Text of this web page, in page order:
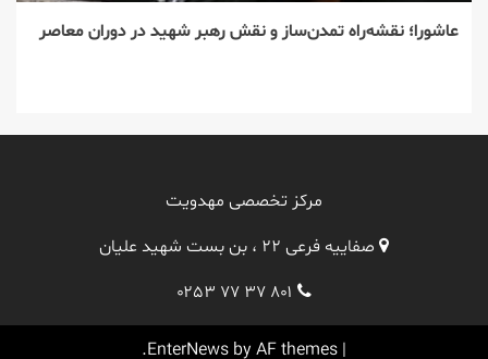
عاشورا؛ نقشه‌راه تمدن‌ساز و نقش رهبر شهید در دوران معاصر
مرکز تخصصی مهدویت
صفاییه فرعی ۲۲ ، بن بست شهید علیان
۰۲۵۳ ۷۷ ۳۷ ۸۰۱
|
EnterNews by AF themes.